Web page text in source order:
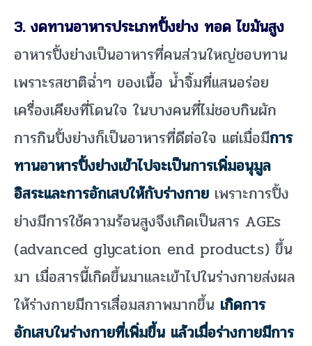
3. งดทานอาหารประเภทปิ้งย่าง ทอด ไขมันสูง
อาหารปิ้งย่างเป็นอาหารที่คนส่วนใหญ่ชอบทาน
เพราะรสชาติฉ่ำๆ ของเนื้อ น้ำจิ้มที่แสนอร่อย
เครื่องเคียงที่โดนใจ ในบางคนที่ไม่ชอบกินผัก
การกินปิ้งย่างก็เป็นอาหารที่ดีต่อใจ แต่เมื่อมีการ
ทานอาหารปิ้งย่างเข้าไปจะเป็นการเพิ่มอนุมูล
อิสระและการอักเสบให้กับร่างกาย เพราะการปิ้ง
ย่างมีการใช้ความร้อนสูงจึงเกิดเป็นสาร AGEs
(advanced glycation end products) ขึ้น
มา เมื่อสารนี้เกิดขึ้นมาและเข้าไปในร่างกายส่งผล
ให้ร่างกายมีการเสื่อมสภาพมากขึ้น เกิดการ
อักเสบในร่างกายที่เพิ่มขึ้น แล้วเมื่อร่างกายมีการ